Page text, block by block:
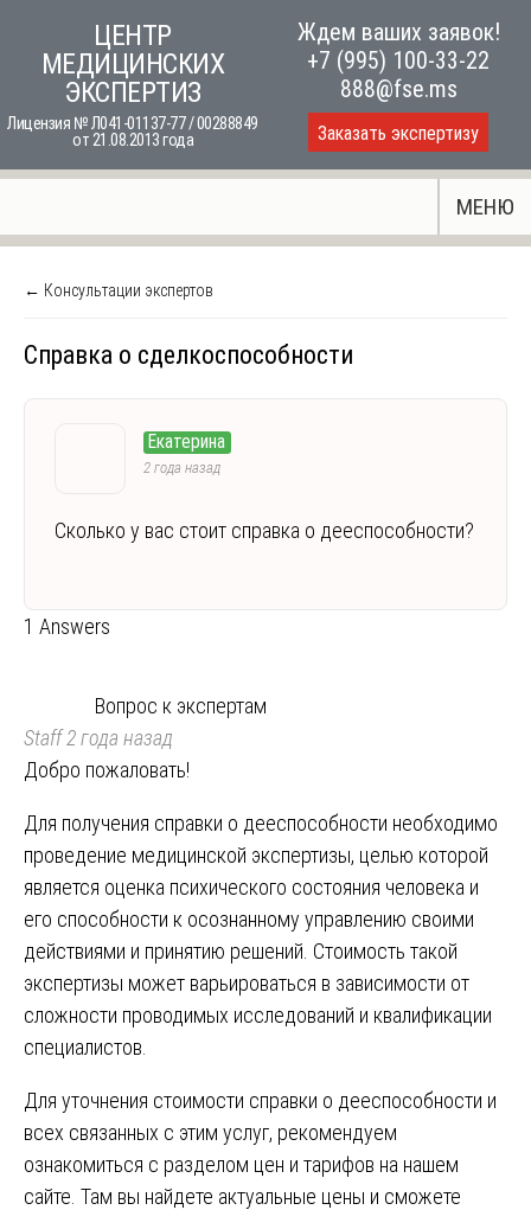
content
ЦЕНТР
МЕДИЦИНСКИХ
ЭКСПЕРТИЗ
Лицензия № Л041-01137-77 / 00288849
от 21.08.2013 года
Ждем ваших заявок!
+7 (995) 100-33-22
888@fse.ms
Заказать экспертизу
МЕНЮ
← Консультации экспертов
Справка о сделкоспособности
Екатерина
2 года назад
Сколько у вас стоит справка о дееспособности?
1 Answers
Вопрос к экспертам
Staff2 года назад
Добро пожаловать!
Для получения справки о дееспособности необходимо
проведение медицинской экспертизы, целью которой
является оценка психического состояния человека и
его способности к осознанному управлению своими
действиями и принятию решений. Стоимость такой
экспертизы может варьироваться в зависимости от
сложности проводимых исследований и квалификации
специалистов.
Для уточнения стоимости справки о дееспособности и
всех связанных с этим услуг, рекомендуем
ознакомиться с разделом цен и тарифов на нашем
сайте. Там вы найдете актуальные цены и сможете